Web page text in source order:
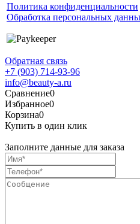
Политика конфиденциальности
Обработка персональных
Обратная связь
+7 (903) 714-93-96
info@beauty-a.ru
Сравнение0
Избранное0
Корзина0
Купить в один клик
Заполните данные для заказа